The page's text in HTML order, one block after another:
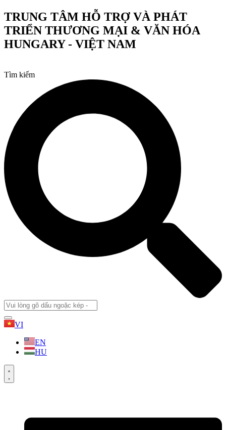
Chuyển
đến
nội
dung
TRUNG TÂM HỖ TRỢ VÀ PHÁT
TRIỂN THƯƠNG MẠI & VĂN HÓA
HUNGARY - VIỆT NAM
Tìm kiếm
VI
EN
HU